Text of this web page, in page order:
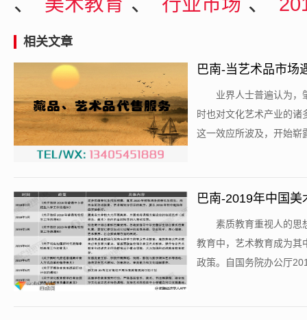
相关文章
巴南-当艺术品市场
业界人士普遍认为，
时也对文化艺术产业的
这一效应所波及，开始崭
巴南-2019年中国
素质教育重视人的思
教育中，艺术教育成为其
政策。自国务院办公厅